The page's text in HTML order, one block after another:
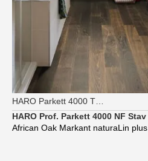
HARO Prof. Parkett 4000 NF
African Oak Markant naturaLin plus